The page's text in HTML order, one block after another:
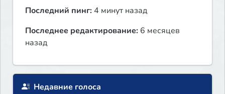
Последний пинг: 4 минут назад
Последнее редактирование: 6 месяцев
назад
Недавние голоса